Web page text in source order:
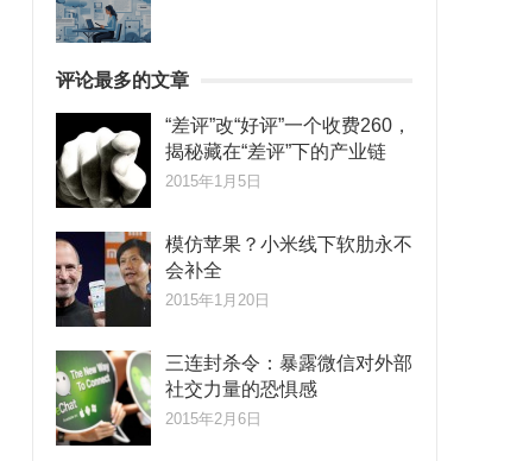
评论最多的文章
“差评”改“好评”一个收费260，
揭秘藏在“差评”下的产业链
2015年1月5日
模仿苹果？小米线下软肋永不
会补全
2015年1月20日
三连封杀令：暴露微信对外部
社交力量的恐惧感
2015年2月6日